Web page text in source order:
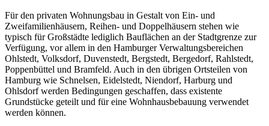
Für den privaten Wohnungsbau in Gestalt von Ein- und
Zweifamilienhäusern, Reihen- und Doppelhäusern stehen wie
typisch für Großstädte lediglich Bauflächen an der Stadtgrenze zur
Verfügung, vor allem in den Hamburger Verwaltungsbereichen
Ohlstedt, Volksdorf, Duvenstedt, Bergstedt, Bergedorf, Rahlstedt,
Poppenbüttel und Bramfeld. Auch in den übrigen Ortsteilen von
Hamburg wie Schnelsen, Eidelstedt, Niendorf, Harburg und
Ohlsdorf werden Bedingungen geschaffen, dass existente
Grundstücke geteilt und für eine Wohnhausbebauung verwendet
werden können.